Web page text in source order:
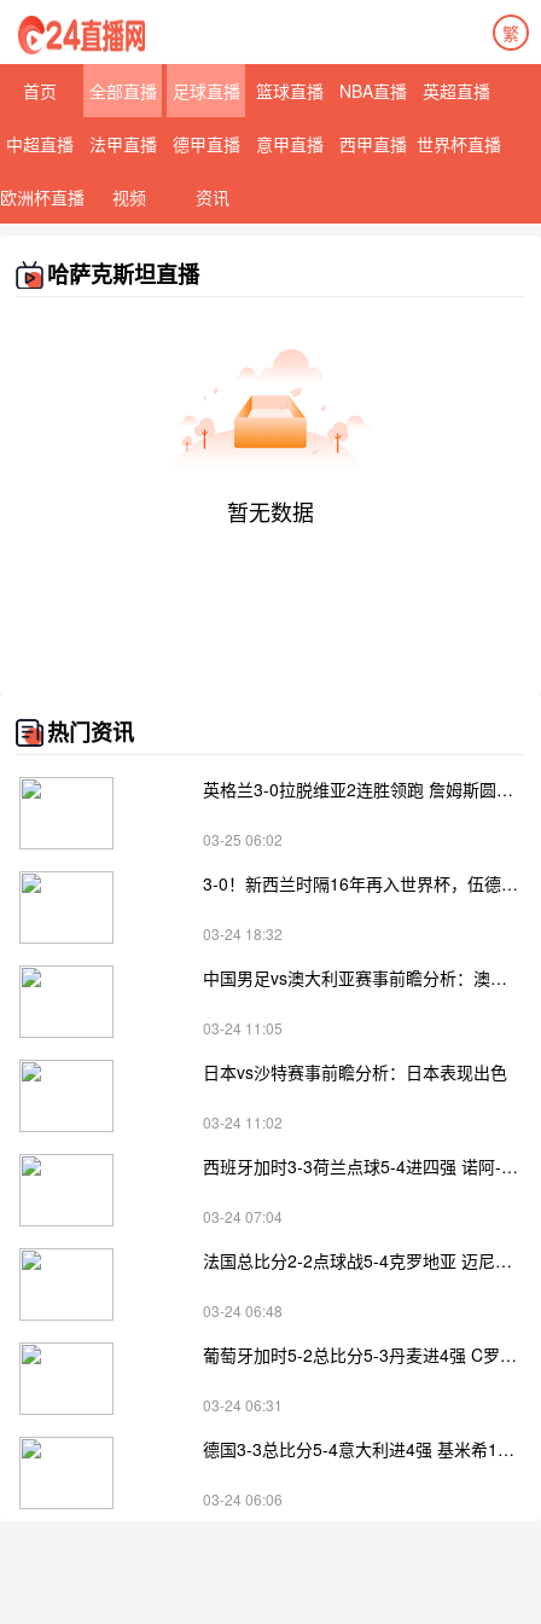
繁
首页 全部直播 足球直播 篮球直播 NBA直播 英超直播
中超直播 法甲直播 德甲直播 意甲直播 西甲直播 世界杯直播
欧洲杯直播 视频 资讯
哈萨克斯坦直播
暂无数据
热门资讯
英格兰3-0拉脱维亚2连胜领跑 詹姆斯圆月弯刀凯恩埃泽建功
03-25 06:02
3-0！新西兰时隔16年再入世界杯，伍德将二度征战
03-24 18:32
中国男足vs澳大利亚赛事前瞻分析：澳大利亚进攻不俗
03-24 11:05
日本vs沙特赛事前瞻分析：日本表现出色
03-24 11:02
西班牙加时3-3荷兰点球5-4进四强 诺阿-朗&马伦失点
03-24 07:04
法国总比分2-2点球战5-4克罗地亚 迈尼昂两扑点
03-24 06:48
葡萄牙加时5-2总比分5-3丹麦进4强 C罗失点+补射破门
03-24 06:31
德国3-3总比分5-4意大利进4强 基米希1射2传小基恩双响
03-24 06:06